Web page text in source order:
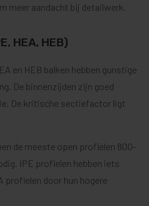
meer aandacht bij detailwerk.
HEA, HEB)
en HEB balken hebben gunstige
De binnenzijden zijn goed
De kritische sectiefactor ligt
de meeste open profielen 800-
IPE profielen hebben iets
profielen door hun hogere